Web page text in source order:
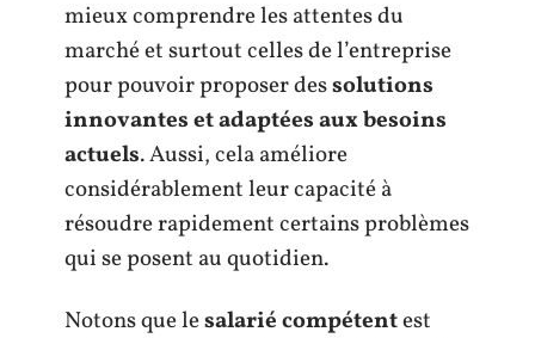
mieux comprendre les attentes du
marché et surtout celles de l’entreprise
pour pouvoir proposer dessolutions
innovantes et adaptées aux besoins
actuels. Aussi, cela améliore
considérablement leur capacité à
résoudre rapidement certains problèmes
qui se posent au quotidien.
Notons que lesalarié compétentest